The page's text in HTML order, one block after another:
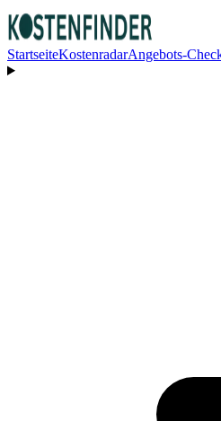
StartseiteKostenradarAngebots-